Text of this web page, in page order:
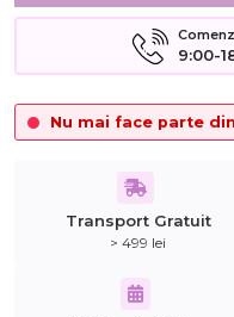
9:00-
Nu mai face parte
Transport Gratuit
> 499 lei